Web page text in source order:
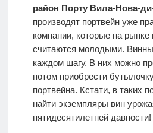
район Порту Вила-Нова-
производят портвейн уже
компании, которые на рынке
считаются молодыми.
каждом шагу. В них можно
потом приобрести
портвейна. Кстати, в таких
найти экземпляры вин
пятидесятилетней давности!